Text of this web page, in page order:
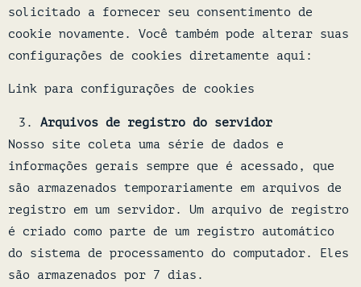
solicitado a fornecer seu consentimento de
cookie novamente. Você também pode alterar suas
configurações de cookies diretamente aqui:
Link para configurações de cookies
Arquivos de registro do servidor
Nosso site coleta uma série de dados e
informações gerais sempre que é acessado, que
são armazenados temporariamente em arquivos de
registro em um servidor. Um arquivo de registro
é criado como parte de um registro automático
do sistema de processamento do computador. Eles
são armazenados por 7 dias.